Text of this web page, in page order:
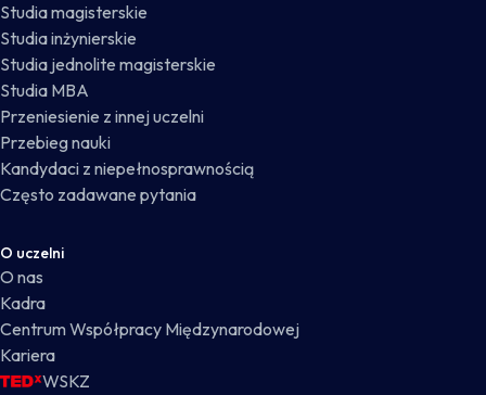
Studia magisterskie
Studia inżynierskie
Studia jednolite magisterskie
Studia MBA
Przeniesienie z innej uczelni
Przebieg nauki
Kandydaci z niepełnosprawnością
Często zadawane pytania
O uczelni
O nas
Kadra
Centrum Współpracy Międzynarodowej
Kariera
WSKZ